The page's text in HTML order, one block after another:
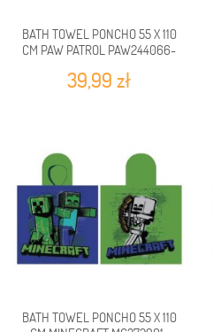
BATH TOWEL PONCHO 55 X 110
CM PAW PATROL PAW244066-
39,99 zł
BATH TOWEL PONCHO 55 X 110